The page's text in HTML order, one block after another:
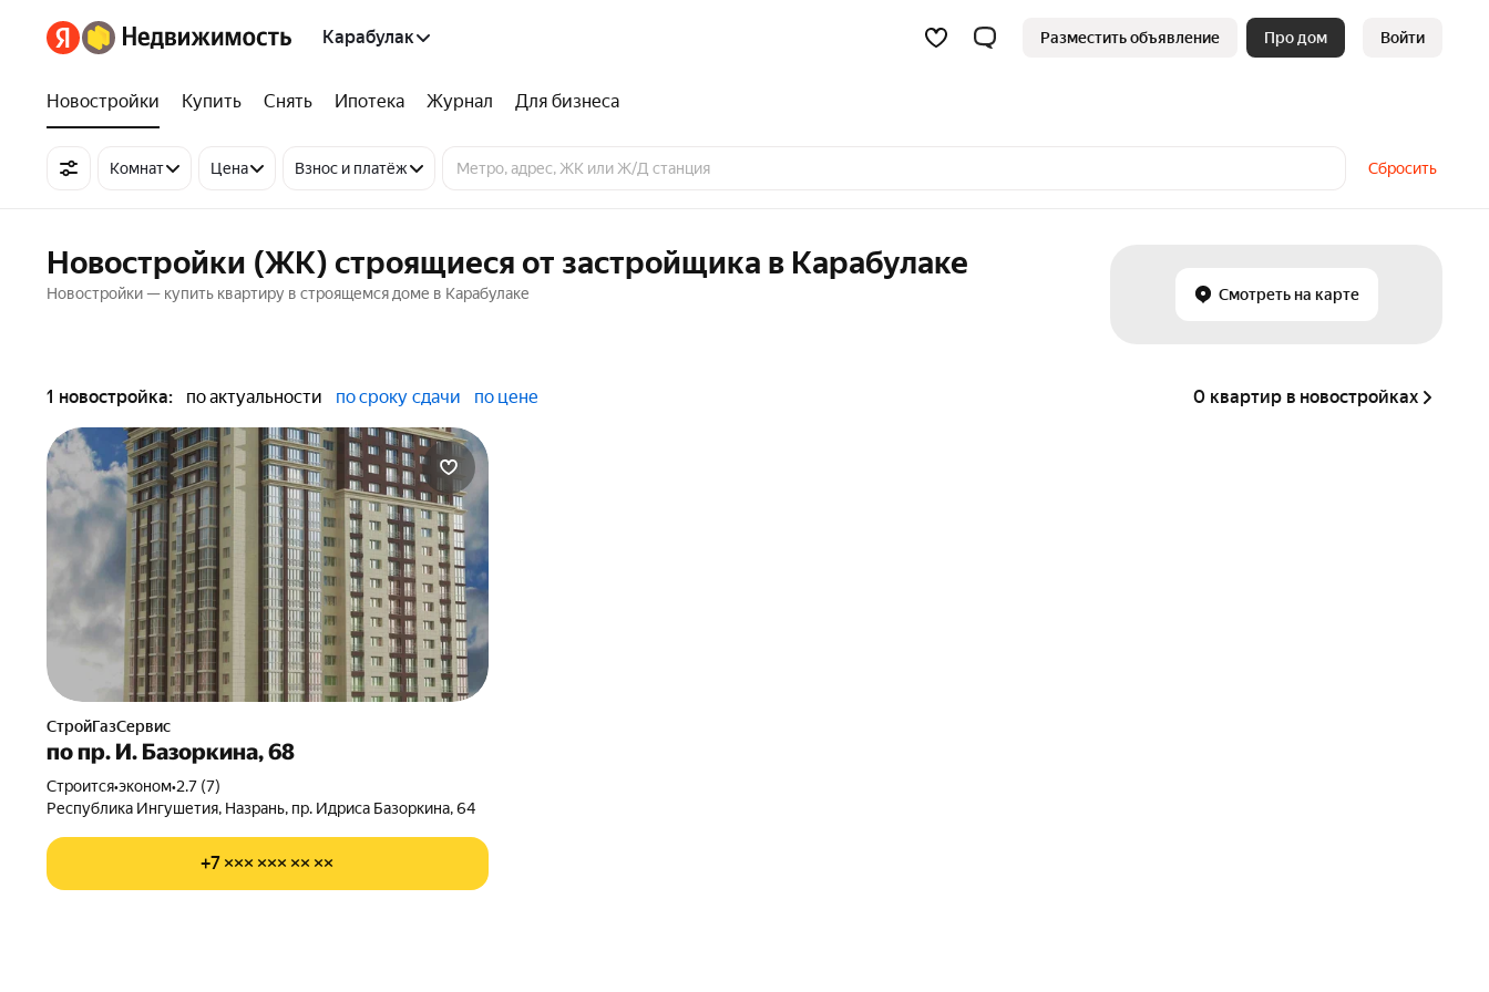
Карабулак Разместить объявление Про дом Войти
Новостройки Купить Снять Ипотека Журнал Для бизнеса
Комнат Цена Взнос и платёж Сбросить
Новостройки (ЖК) строящиеся от застройщика в Карабулаке
Новостройки — купить квартиру в строящемся доме в Карабулаке Смотреть на карте
1 новостройка: по актуальности по сроку сдачи по цене 0 квартир в новостройках
СтройГазСервис
по пр. И. Базоркина, 68
Строится•эконом•2.7 (7)
Республика Ингушетия, Назрань, пр. Идриса Базоркина, 64
+7 ××× ××× ×× ××